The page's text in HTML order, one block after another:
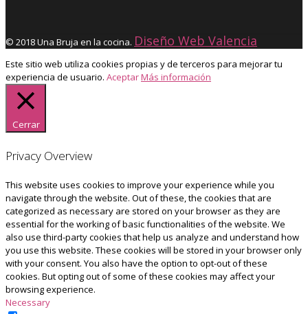
© 2018 Una Bruja en la cocina. Diseño Web Valencia
Este sitio web utiliza cookies propias y de terceros para mejorar tu
experiencia de usuario. AceptarMás información
Cerrar
Privacy Overview
This website uses cookies to improve your experience while you
navigate through the website. Out of these, the cookies that are
categorized as necessary are stored on your browser as they are
essential for the working of basic functionalities of the website. We
also use third-party cookies that help us analyze and understand how
you use this website. These cookies will be stored in your browser only
with your consent. You also have the option to opt-out of these
cookies. But opting out of some of these cookies may affect your
browsing experience.
Necessary